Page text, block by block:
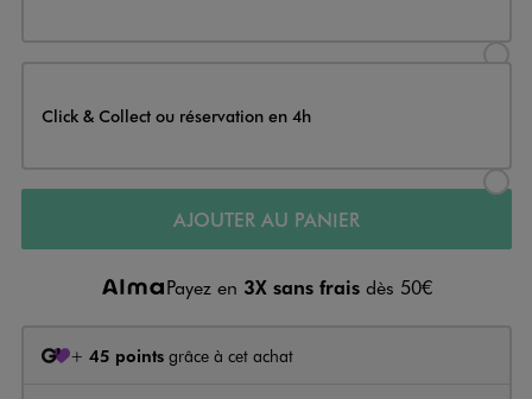
Click & Collect ou réservation en 4h
AJOUTER AU PANIER
Payez en 3X sans frais dès 50€
+ 45 points grâce à cet achat